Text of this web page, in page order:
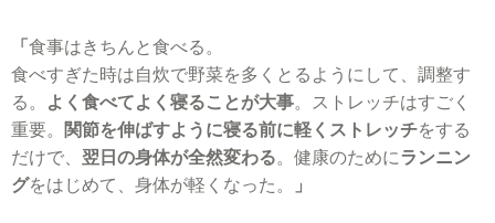
「 食事はきちんと食べる。
食べすぎた時は自炊で野菜を多くとるようにして、調整す
る。
よく食べてよく寝ることが大事。ストレッチはすごく
重要。
関節を伸ばすように寝る前に軽くストレッチをする
だけで、 翌日の身体が全然変わる。健康のためにランニン
グをはじめて、身体が軽くなった。 」